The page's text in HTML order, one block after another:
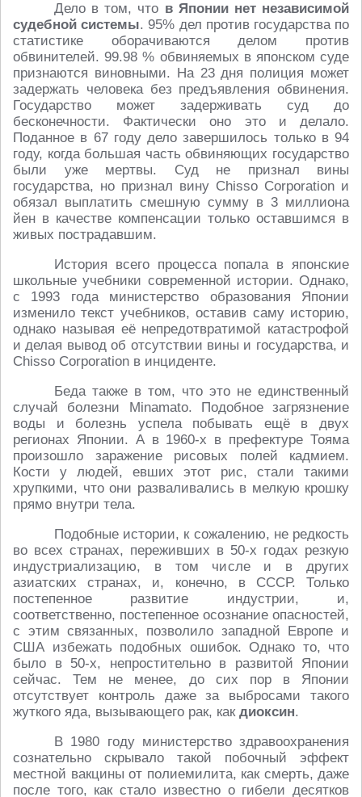
Дело в том, что в Японии нет независимой
судебной системы. 95% дел против государства по
статистике оборачиваются делом против
обвинителей. 99.98 % обвиняемых в японском суде
признаются виновными. На 23 дня полиция может
задержать человека без предъявления обвинения.
Государство может задерживать суд до
бесконечности. Фактически оно это и делало.
Поданное в 67 году дело завершилось только в 94
году, когда большая часть обвиняющих государство
были уже мертвы. Суд не признал вины
государства, но признал вину Chisso Corporation и
обязал выплатить смешную сумму в 3 миллиона
йен в качестве компенсации только оставшимся в
живых пострадавшим.
История всего процесса попала в японские
школьные учебники современной истории. Однако,
с 1993 года министерство образования Японии
изменило текст учебников, оставив саму историю,
однако называя её непредотвратимой катастрофой
и делая вывод об отсутствии вины и государства, и
Chisso Corporation в инциденте.
Беда также в том, что это не единственный
случай болезни Minamato. Подобное загрязнение
воды и болезнь успела побывать ещё в двух
регионах Японии. А в 1960-х в префектуре Тояма
произошло заражение рисовых полей кадмием.
Кости у людей, евших этот рис, стали такими
хрупкими, что они разваливались в мелкую крошку
прямо внутри тела.
Подобные истории, к сожалению, не редкость
во всех странах, переживших в 50-х годах резкую
индустриализацию, в том числе и в других
азиатских странах, и, конечно, в СССР. Только
постепенное развитие индустрии, и,
соответственно, постепенное осознание опасностей,
с этим связанных, позволило западной Европе и
США избежать подобных ошибок. Однако то, что
было в 50-х, непростительно в развитой Японии
сейчас. Тем не менее, до сих пор в Японии
отсутствует контроль даже за выбросами такого
жуткого яда, вызывающего рак, как диоксин.
В 1980 году министерство здравоохранения
сознательно скрывало такой побочный эффект
местной вакцины от полиемилита, как смерть, даже
после того, как стало известно о гибели десятков